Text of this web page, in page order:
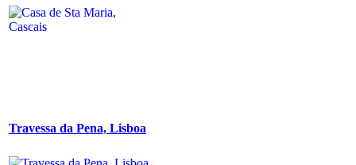
Travessa da Pena, Lisboa